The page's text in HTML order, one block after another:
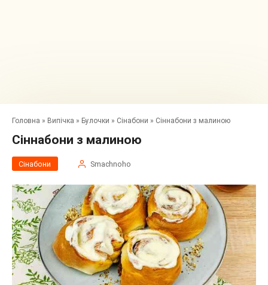
Головна » Випічка » Булочки » Сінабони » Сіннабони з малиною
Сіннабони з малиною
Сінабони Smachnoho